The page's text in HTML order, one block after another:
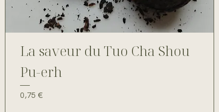
La saveur du Tuo Cha Shou
Pu-erh
Prix
0,75 €